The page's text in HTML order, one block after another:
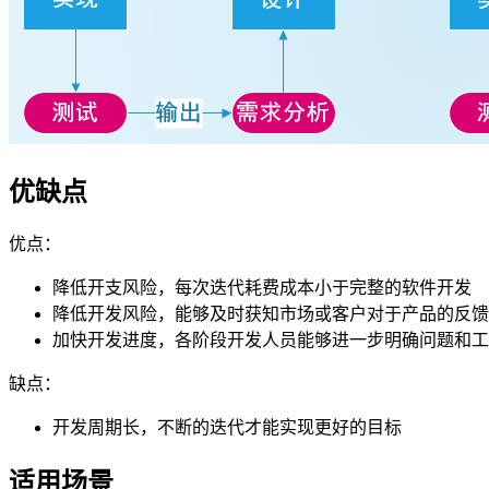
优缺点
优点：
降低开支风险，每次迭代耗费成本小于完整的软件开发
降低开发风险，能够及时获知市场或客户对于产品的反馈
加快开发进度，各阶段开发人员能够进一步明确问题和
缺点：
开发周期长，不断的迭代才能实现更好的目标
适用场景